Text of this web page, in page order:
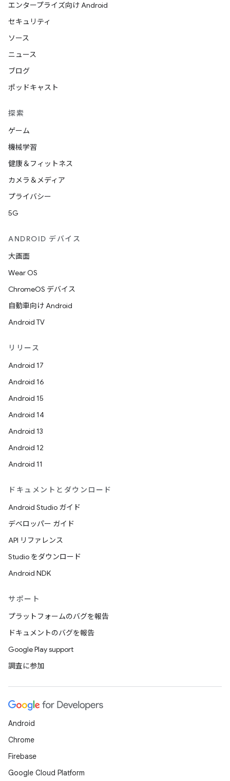
エンタープライズ向け Android
セキュリティ
ソース
ニュース
ブログ
ポッドキャスト
探索
ゲーム
機械学習
健康＆フィットネス
カメラ＆メディア
プライバシー
5G
ANDROID デバイス
大画面
Wear OS
ChromeOS デバイス
自動車向け Android
Android TV
リリース
Android 17
Android 16
Android 15
Android 14
Android 13
Android 12
Android 11
ドキュメントとダウンロード
Android Studio ガイド
デベロッパー ガイド
API リファレンス
Studio をダウンロード
Android NDK
サポート
プラットフォームのバグを報告
ドキュメントのバグを報告
Google Play support
調査に参加
Android
Chrome
Firebase
Google Cloud Platform